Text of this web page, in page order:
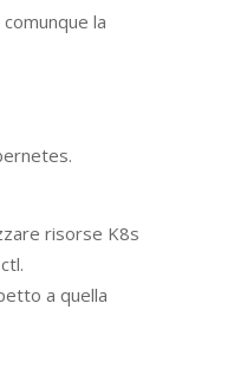
la
risorse K8s
a quella